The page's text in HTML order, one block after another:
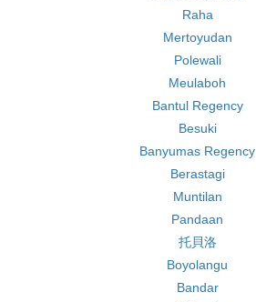
Raha
Mertoyudan
Polewali
Meulaboh
Bantul Regency
Besuki
Banyumas Regency
Berastagi
Muntilan
Pandaan
托貝洛
Boyolangu
Bandar